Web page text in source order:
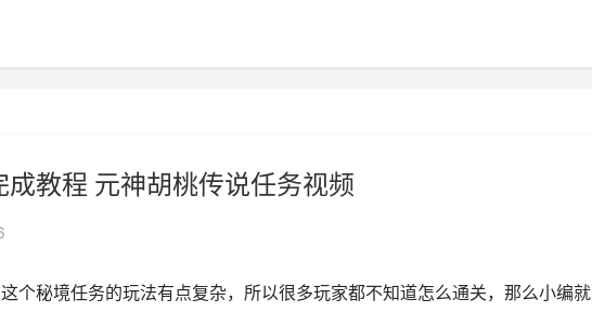
成教程 元神胡桃传说任务视频
个秘境任务的玩法有点复杂，所以很多玩家都不知道怎么通关，那么小编就